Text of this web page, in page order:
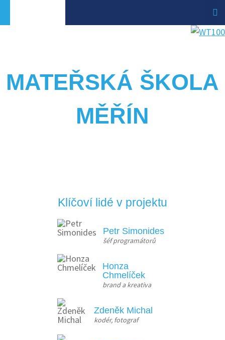
MATEŘSKÁ ŠKOLA
MĚŘÍN
Klíčoví lidé v projektu
Petr Simonides
šéf programátorů
Honza
Chmelíček
brand a kreativa
Zdeněk Michal
kodér, fotograf